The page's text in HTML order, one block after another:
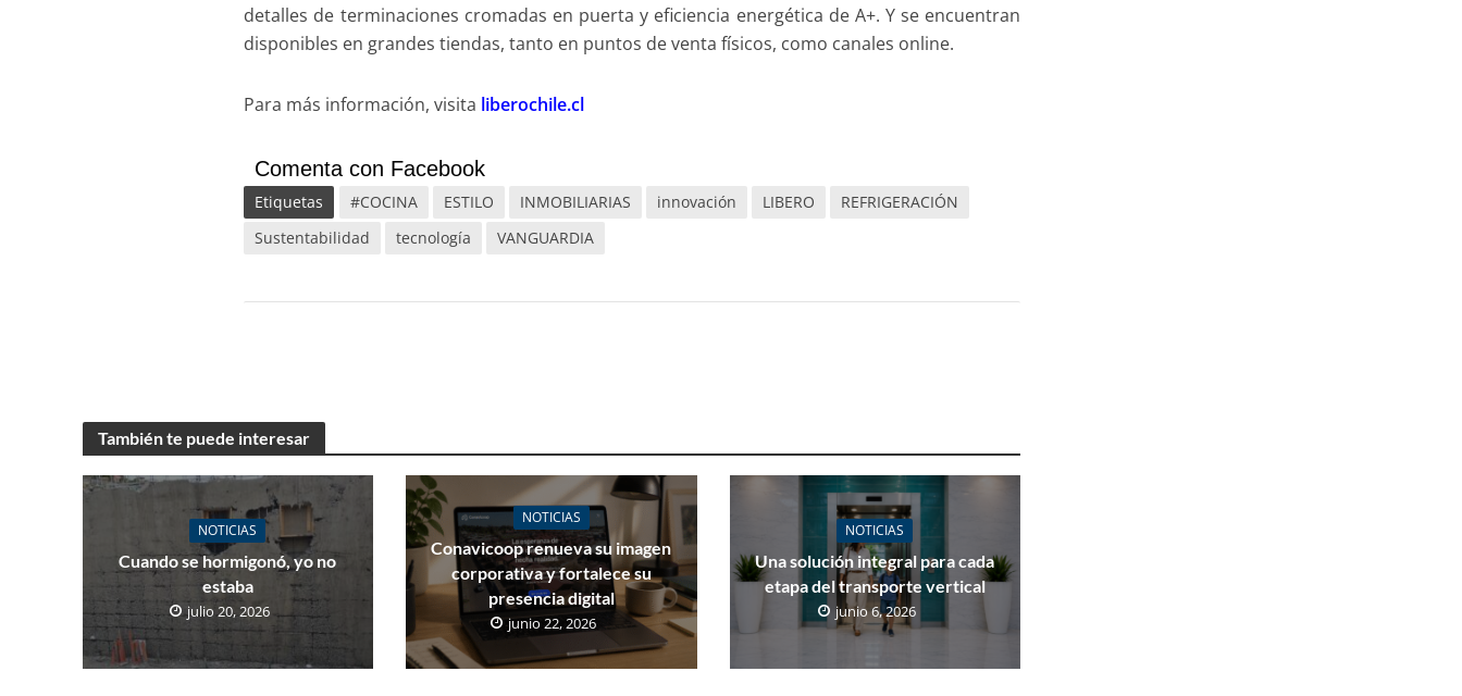
detalles de terminaciones cromadas en puerta y eficiencia energética de A+. Y se encuentran
disponibles en grandes tiendas, tanto en puntos de venta físicos, como canales online.
Para más información, visita liberochile.cl
Comenta con Facebook
Etiquetas #COCINA ESTILO INMOBILIARIAS innovación LIBERO
REFRIGERACIÓN
Sustentabilidad
tecnología VANGUARDIA
También te puede interesar
NOTICIAS
Cuando se hormigonó, yo no
estaba
julio 20, 2026
NOTICIAS
Conavicoop renueva su imagen
corporativa y fortalece su
presencia digital
junio 22, 2026
NOTICIAS
Una solución integral para cada
etapa del transporte vertical
junio 6, 2026